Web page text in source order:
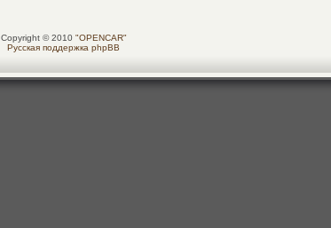
Copyright © 2010 "OPENCAR"
Русская поддержка phpBB